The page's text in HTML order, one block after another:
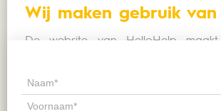
Wij maken gebruik
De website van HelloHelp
cookies om uw surfervaring te
hier expliciet mee akkoord.